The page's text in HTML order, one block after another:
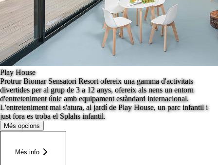
Play House
Protrur Biomar Sensatori Resort ofereix una gamma d'activitats
divertides per al grup de 3 a 12 anys, ofereix als nens un entorn
d'entreteniment únic amb equipament estàndard internacional.
L'entreteniment mai s'atura, al jardí de Play House, un parc infantil i
just fora es troba el Splahs infantil.
Més opcions
Més info